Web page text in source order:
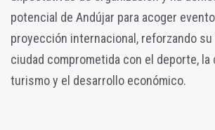
potencial de Andújar para acoger
proyección internacional, reforzando su
ciudad comprometida con el deporte, la
turismo y el desarrollo económico.